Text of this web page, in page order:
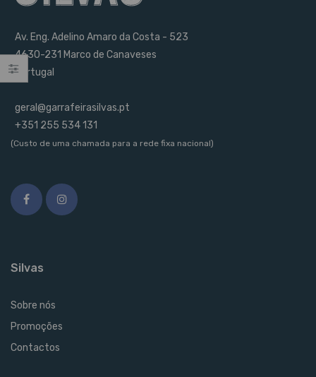
Av. Eng. Adelino Amaro da Costa - 523
4630-231 Marco de Canaveses
Portugal
geral@garrafeirasilvas.pt
+351 255 534 131
(Custo de uma chamada para a rede fixa nacional)
Silvas
Sobre nós
Promoções
Contactos